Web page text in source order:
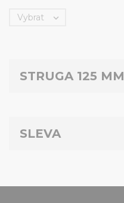
STRUGA 125 MM
SLEVA
Vybrat 